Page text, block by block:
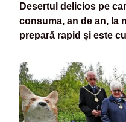
Desertul delicios pe
consuma, an de an, la
prepară rapid și este